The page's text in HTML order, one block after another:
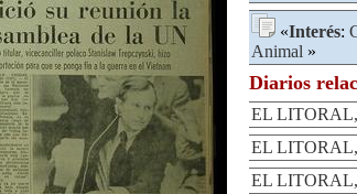
«Interés:
Animal »
Diarios
EL LITORAL,
EL LITORAL,
EL LITORAL,